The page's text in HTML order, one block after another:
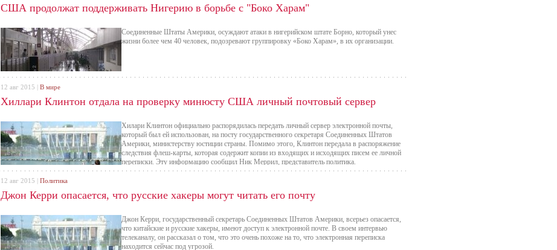
США продолжат поддерживать Нигерию в борьбе с "Боко Харам"
Соединенные Штаты Америки, осуждают атаки в нигерийском штате Борно, который унес
жизни более чем 40 человек, подозревают группировку «Боко Харам», в их организации.
Хиллари Клинтон отдала на проверку минюсту США личный почтовый сервер
Хилари Клинтон официально распорядилась передать личный сервер электронной почты,
который был ей использован, на посту государственного секретаря Соединенных Штатов
Америки, министерству юстиции страны. Помимо этого, Клинтон передала в распоряжение
следствия флеш-карты, которая содержит копии из входящих и исходящих писем ее личной
переписки. Эту информацию сообщил Ник Меррил, представитель политика.
12 авг 2015 | В мире
Джон Керри опасается, что русские хакеры могут читать его почту
Джон Керри, государственный секретарь Соединенных Штатов Америки, всерьез опасается,
что китайские и русские хакеры, имеют доступ к электронной почте. В своем интервью
телеканалу, он рассказал о том, что это очень похоже на то, что электронная переписка
находится сейчас под угрозой.
12 авг 2015 | Политика